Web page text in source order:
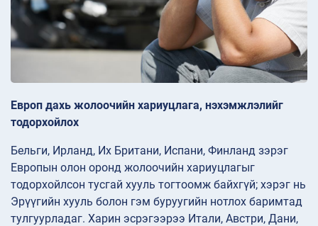
Европ дахь жолоочийн хариуцлага, нэхэмжлэлийг
тодорхойлох
Бельги, Ирланд, Их Британи, Испани, Финланд зэрэг
Европын олон оронд жолоочийн хариуцлагыг
тодорхойлсон тусгай хууль тогтоомж байхгүй; хэрэг нь
Эрүүгийн хууль болон гэм буруугийн нотлох баримтад
тулгуурладаг. Харин эсрэгээрээ Итали, Австри, Дани,